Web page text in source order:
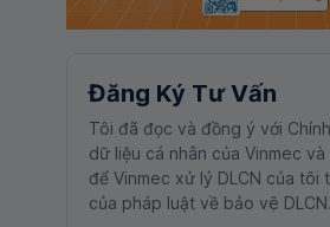
Đăng Ký Tư Vấn
Tôi đã đọc và đồng ý với
dữ liệu cá nhân của Vinmec
để Vinmec xử lý DLCN của tôi
của pháp luật về bảo vệ DLCN.